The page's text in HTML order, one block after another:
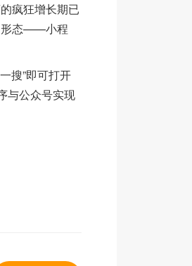
疯狂增长期已
形态——小程
搜”即可打开
与公众号实现